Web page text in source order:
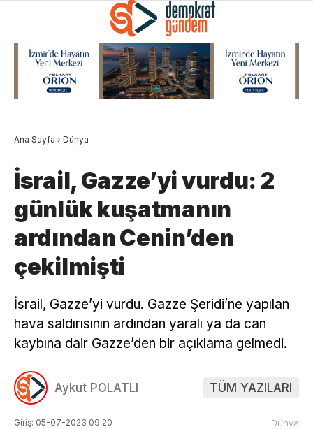
Ana Sayfa › Dünya
İsrail, Gazze’yi vurdu: 2
günlük kuşatmanın
ardından Cenin’den
çekilmişti
İsrail, Gazze’yi vurdu. Gazze Şeridi’ne yapılan
hava saldırısının ardından yaralı ya da can
kaybına dair Gazze’den bir açıklama gelmedi.
Aykut POLATLI TÜM YAZILARI
Giriş: 05-07-2023 09:20
Dünya